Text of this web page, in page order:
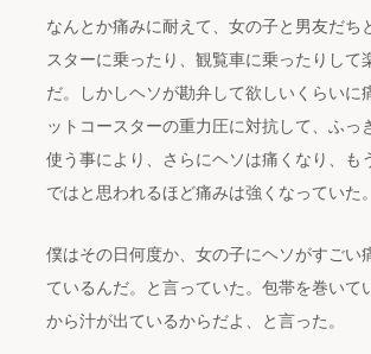
なんとか痛みに耐えて、女の子と男友だち
スターに乗ったり、観覧車に乗ったりして
だ。しかしヘソが勘弁して欲しいくらいに
ットコースターの重力圧に対抗して、ふっ
使う事により、さらにヘソは痛くなり、も
ではと思われるほど痛みは強くなっていた。
僕はその日何度か、女の子にヘソがすごい
ているんだ。と言っていた。包帯を巻いて
から汁が出ているからだよ、と言った。